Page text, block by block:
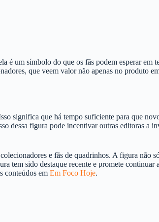
é um símbolo do que os fãs podem esperar
que veem valor não apenas no produto
significa que há tempo suficiente para que
dessa figura pode incentivar outras editoras a
e fãs de quadrinhos. A figura não
sido destaque recente e promete continuar
conteúdos em Em Foco Hoje.